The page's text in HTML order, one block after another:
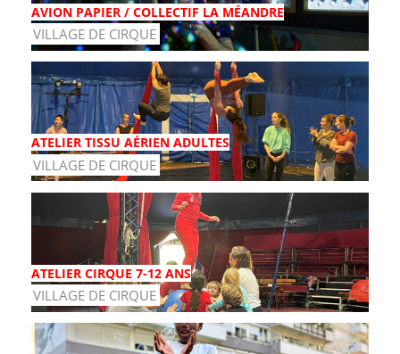
AVION PAPIER / COLLECTIF LA MÉANDRE
VILLAGE DE CIRQUE
ATELIER TISSU AÉRIEN ADULTES
VILLAGE DE CIRQUE
ATELIER CIRQUE 7-12 ANS
VILLAGE DE CIRQUE